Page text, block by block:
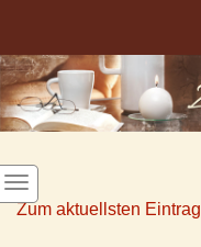
Zum aktuellsten Eintrag